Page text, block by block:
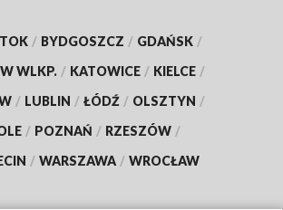
/ BYDGOSZCZ / GDAŃSK /
WLKP. / KATOWICE / KIELCE /
/ LUBLIN / ŁÓDŹ / OLSZTYN /
/ POZNAŃ / RZESZÓW /
/ WARSZAWA / WROCŁAW